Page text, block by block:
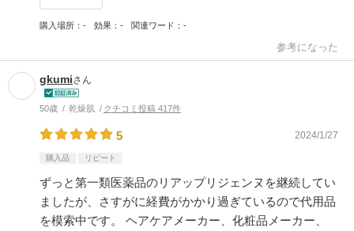
購入場所 - 効果 - 関連ワード -
参考になった
gkumiさん
50歳 乾燥肌 クチコミ投稿 417件
5 2024/1/27
購入品 リピート
ずっと第一類医薬品のリアップリジェンヌを継続してい
ましたが、さすがに経費がかかり過ぎているので代用品
を模索中です。 ヘアケアメーカー、化粧品メーカー、